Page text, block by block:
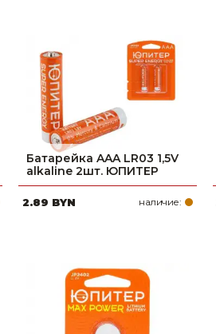
Батарейка AAA LR03 1,5V
alkaline 2шт. ЮПИТЕР
2.89 BYN наличие: